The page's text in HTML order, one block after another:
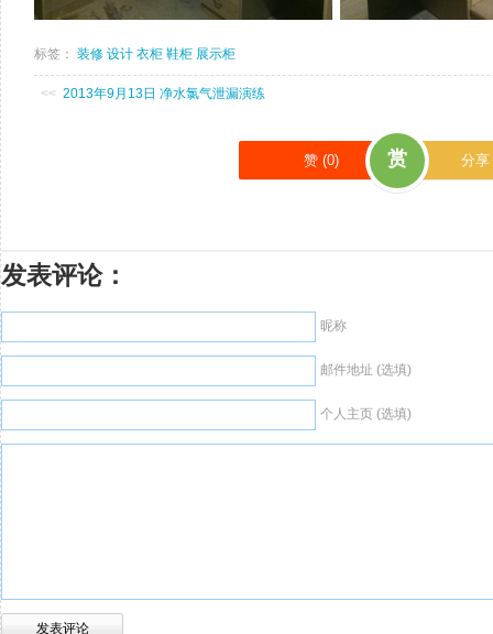
标签： 装修 设计 衣柜 鞋柜 展示柜
<< 2013年9月13日 净水氯气泄漏演练
赞 (0) 赏 分享
发表评论：
昵称
邮件地址 (选填)
个人主页 (选填)